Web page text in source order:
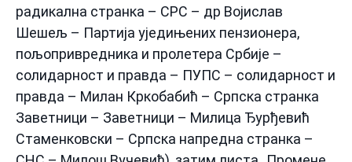
радикална странка – СРС – др Војислав
Шешељ – Партија уједињених пензионера,
пољопривредника и пролетера Србије –
солидарност и правда – ПУПС – солидарност и
правда – Милан Кркобабић – Српска странка
Заветници – Заветници – Милица Ђурђевић
Стаменковски – Српска напредна странка –